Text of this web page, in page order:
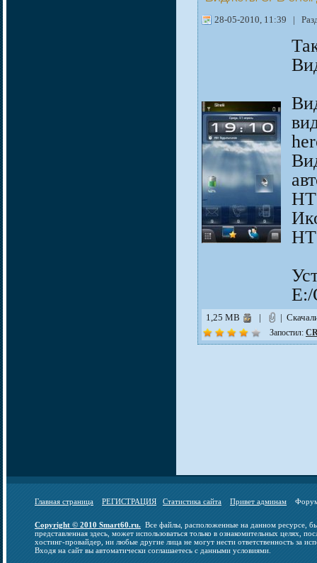
28-05-2010, 11:39 |
E:/
1,25 MB | |
Запостил:
Главная страница РЕГИСТРАЦИЯ Статистика сайта Привет админам
Copyright © 2010 Smart60.ru. Все файлы, расположенные на данном ресурсе,
представленная здесь, может использоваться только в ознакомительных целях,
хостинг-провайдер, ни любые другие лица не могут нести ответственность за
Входя на сайт вы автоматически соглашаетесь с данными условиями.